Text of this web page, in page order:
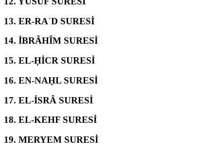
13. ER-RAʿD SURESİ
14. İBRÂHÎM SURESİ
15. EL-ḤİCR SURESİ
16. EN-NAḤL SURESİ
17. EL-İSRÂ SURESİ
18. EL-KEHF SURESİ
19. MERYEM SURESİ